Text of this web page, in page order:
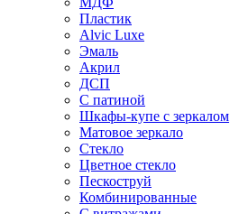
Пластик
Alvic Luxe
Эмаль
Акрил
ДСП
С патиной
Шкафы-купе с зеркалом
Матовое зеркало
Стекло
Цветное стекло
Пескоструй
Комбинированные